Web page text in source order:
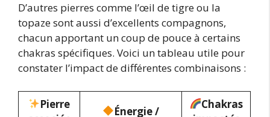
D’autres pierres comme l’œil de tigre ou la
topaze sont aussi d’excellents compagnons,
chacun apportant un coup de pouce à certains
chakras spécifiques. Voici un tableau utile pour
constater l’impact de différentes combinaisons :
Pierre
Énergie /
Chakras